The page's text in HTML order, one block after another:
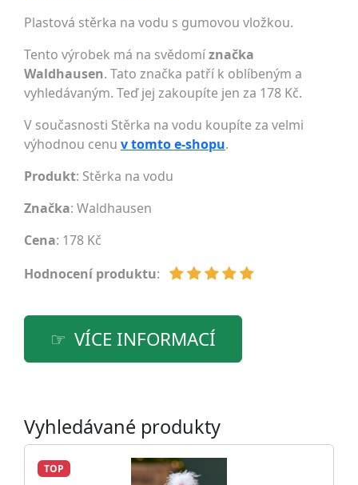
Plastová stěrka na vodu s gumovou vložkou.
Tento výrobek má na svědomíznačka
Waldhausen. Tato značka patří k oblíbeným a
vyhledávaným. Teď jej zakoupíte jen za 178 Kč.
V současnosti Stěrka na vodu koupíte za velmi
výhodnou cenu v tomto e-shopu.
Produkt: Stěrka na vodu
Značka: Waldhausen
Cena: 178 Kč
Hodnocení produktu:
VÍCE INFORMACÍ
Vyhledávané produkty
TOP